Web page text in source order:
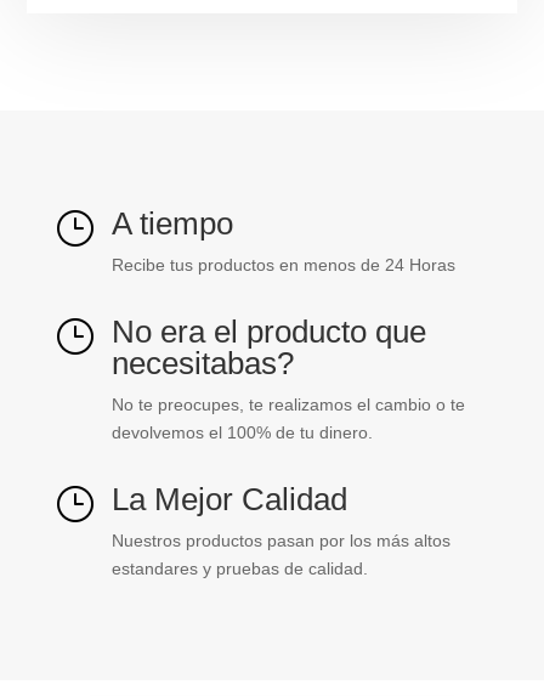
} A tiempo
Recibe tus productos en menos de 24 Horas
} No era el producto que
necesitabas?
No te preocupes, te realizamos el cambio o te
devolvemos el 100% de tu dinero.
} La Mejor Calidad
Nuestros productos pasan por los más altos
estandares y pruebas de calidad.